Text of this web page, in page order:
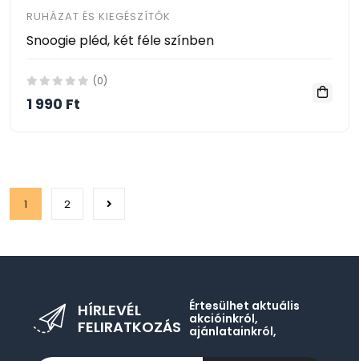
RUHÁZAT ÉS KIEGÉSZÍTŐK
Snoogie pléd, két féle színben
(0)
1 990 Ft
1 2
HÍRLEVÉL
FELIRATKOZÁS
Értesülhet aktuális
akcióinkról,
ajánlatainkról,